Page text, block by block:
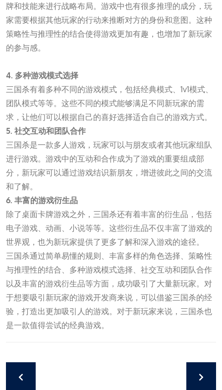
牌和技能来进行战略布局。游戏中也有很多推理的成分，玩
家需要根据其他玩家的行动来推断对方的身份和意图。这种
策略性与推理性的结合使得游戏更加有趣，也增加了新玩家
的参与感。
4. 多种游戏模式选择
三国杀有着多种不同的游戏模式，包括经典模式、1v1模式、
团队模式等等。这些不同的模式能够满足不同新玩家的需
求，让他们可以根据自己的喜好选择适合自己的游戏方式。
5. 社交互动和团队合作
三国杀是一款多人游戏，玩家可以与朋友或者其他玩家组队
进行游戏。游戏中的互动和合作成为了游戏的重要组成部
分，新玩家可以通过游戏结识新朋友，增进彼此之间的交流
和了解。
6. 丰富的游戏衍生品
除了桌面卡牌游戏之外，三国杀还有着丰富的衍生品，包括
电子游戏、动画、小说等等。这些衍生品不仅丰富了游戏的
世界观，也为新玩家提供了更多了解和深入游戏的途径。
三国杀通过简单易懂的规则、丰富多样的角色选择、策略性
与推理性的结合、多种游戏模式选择、社交互动和团队合作
以及丰富的游戏衍生品等方面，成功吸引了大量新玩家。对
于想要吸引新玩家的游戏开发商来说，可以借鉴三国杀的经
验，打造出更加吸引人的游戏。对于新玩家来说，三国杀也
是一款值得尝试的经典游戏。